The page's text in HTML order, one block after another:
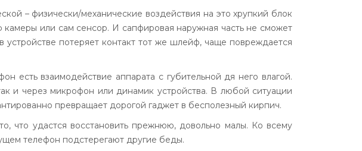
– физически/механические воздействия на это хрупкий блок
или сам сенсор. И сапфировая наружная часть не сможет
потеряет контакт тот же шлейф, чаще повреждается
взаимодействие аппарата с губительной дя него влагой.
и через микрофон или динамик устройства. В любой ситуации
превращает дорогой гаджет в бесполезный кирпич.
что удастся восстановить прежнюю, довольно малы. Ко всему
телефон подстерегают другие беды.